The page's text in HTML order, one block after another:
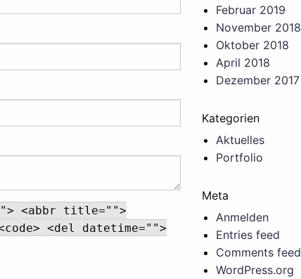
<abbr title="">
<del datetime="">
Februar 2019
November 2018
Oktober 2018
April 2018
Dezember 2017
Kategorien
Aktuelles
Portfolio
Meta
Anmelden
Entries feed
Comments feed
WordPress.org